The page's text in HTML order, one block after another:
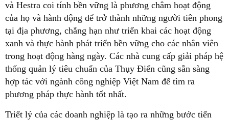
và Hestra coi tính bền vững là phương châm hoạt động
của họ và hành động để trở thành những người tiên phong
tại địa phương, chẳng hạn như triển khai các hoạt động
xanh và thực hành phát triển bền vững cho các nhân viên
trong hoạt động hàng ngày. Các nhà cung cấp giải pháp hệ
thống quản lý tiêu chuẩn của Thụy Điển cũng sẵn sàng
hợp tác với ngành công nghiệp Việt Nam để tìm ra
phương pháp thực hành tốt nhất.
Triết lý của các doanh nghiệp là tạo ra những bước tiến